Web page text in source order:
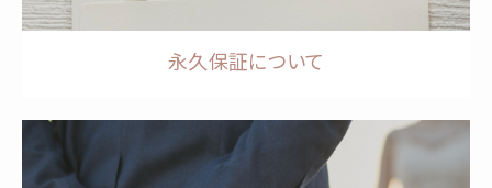
永久保証について